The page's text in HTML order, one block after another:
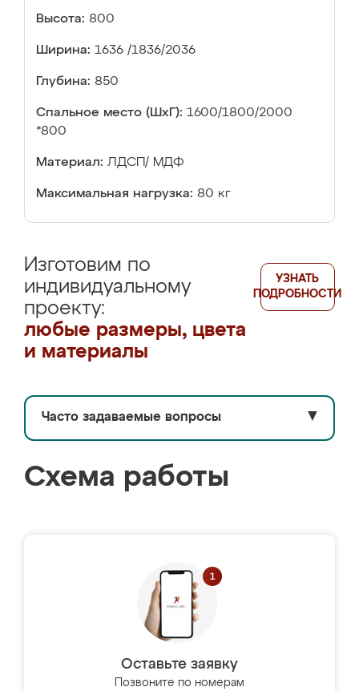
Высота: 800
Ширина: 1636 /1836/2036
Глубина: 850
Спальное место (ШхГ): 1600/1800/2000
*800
Материал: ЛДСП/ МДФ
Максимальная нагрузка: 80 кг
Изготовим по
индивидуальному
проекту:
любые размеры, цвета
и материалы
УЗНАТЬ
ПОДРОБНОСТИ
Часто задаваемые вопросы ▼
Схема работы
Оставьте заявку
Позвоните по номерам